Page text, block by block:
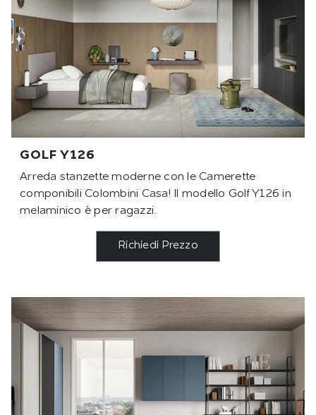
GOLF Y126
Arreda stanzette moderne con le Camerette
componibili Colombini Casa! Il modello Golf Y126 in
melaminico è per ragazzi.
Richiedi Prezzo